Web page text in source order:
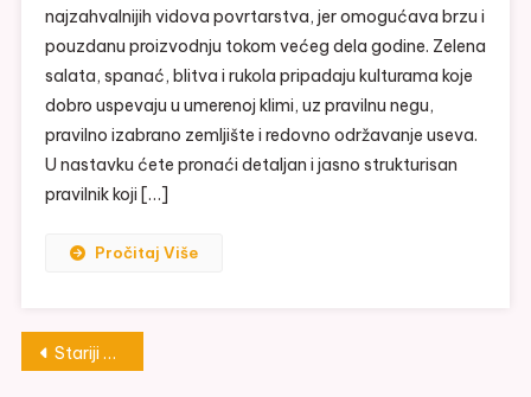
najzahvalnijih vidova povrtarstva, jer omogućava brzu i
pouzdanu proizvodnju tokom većeg dela godine. Zelena
salata, spanać, blitva i rukola pripadaju kulturama koje
dobro uspevaju u umerenoj klimi, uz pravilnu negu,
pravilno izabrano zemljište i redovno održavanje useva.
U nastavku ćete pronaći detaljan i jasno strukturisan
pravilnik koji […]
Pročitaj Više
Kretanje
Stariji članci